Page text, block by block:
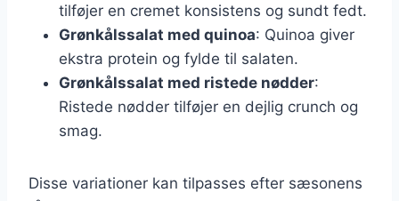
tilføjer en cremet konsistens og sundt fedt.
Grønkålssalat med quinoa: Quinoa giver
ekstra protein og fylde til salaten.
Grønkålssalat med ristede nødder:
Ristede nødder tilføjer en dejlig crunch og
smag.
Disse variationer kan tilpasses efter sæsonens